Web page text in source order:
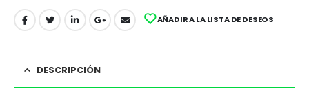
AÑADIR A LA LISTA DE DESEOS
DESCRIPCIÓN